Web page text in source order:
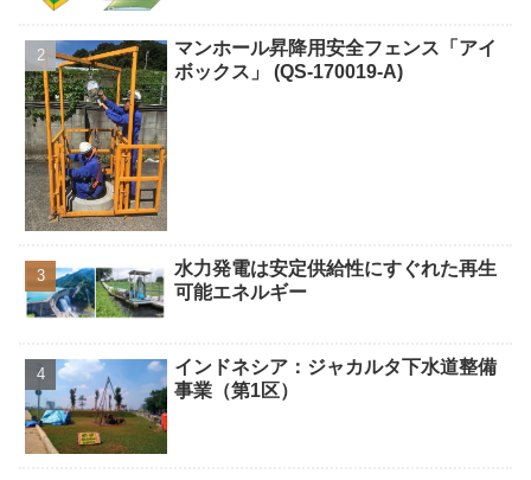
マンホール昇降用安全フェンス「アイ
ボックス」 (QS-170019-A)
水力発電は安定供給性にすぐれた再生
可能エネルギー
インドネシア：ジャカルタ下水道整備
事業（第1区）